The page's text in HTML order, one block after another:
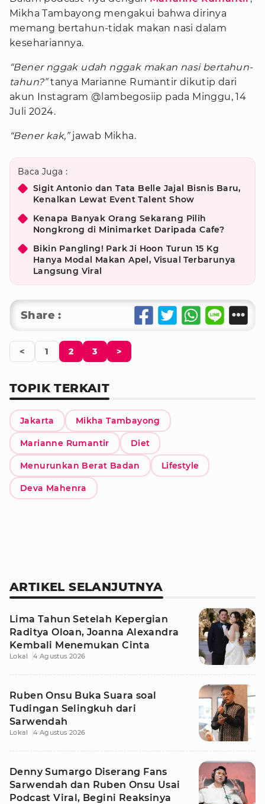
Mikha Tambayong mengakui bahwa dirinya
memang bertahun-tidak makan nasi dalam
kesehariannya.
“Bener nggak udah nggak makan nasi bertahun-
tahun?”tanya Marianne Rumantir dikutip dari
akun Instagram @lambegosiip pada Minggu, 14
Juli 2024.
“Bener kak,”jawab Mikha.
Baca Juga :
Sigit Antonio dan Tata Belle Jajal Bisnis Baru,
Kenalkan Lewat Event Talent Show
Kenapa Banyak Orang Sekarang Pilih
Nongkrong di Minimarket Daripada Cafe?
Bikin Pangling! Park Ji Hoon Turun 15 Kg
Hanya Modal Makan Apel, Visual Terbarunya
Langsung Viral
Share :
< 1 2 3 >
TOPIK TERKAIT
Jakarta Mikha Tambayong
Marianne Rumantir Diet
Menurunkan Berat Badan Lifestyle
Deva Mahenra
ARTIKEL SELANJUTNYA
Lima Tahun Setelah Kepergian
Raditya Oloan, Joanna Alexandra
Kembali Menemukan Cinta
Lokal 4 Agustus 2026
Ruben Onsu Buka Suara soal
Tudingan Selingkuh dari
Sarwendah
Lokal 4 Agustus 2026
Denny Sumargo Diserang Fans
Sarwendah dan Ruben Onsu Usai
Podcast Viral, Begini Reaksinya